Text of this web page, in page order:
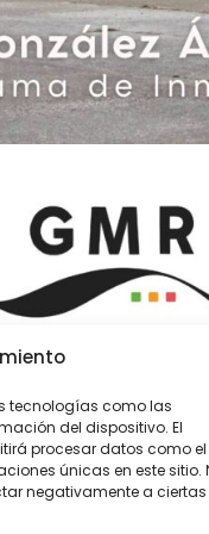
tecnologías como las
del dispositivo. El
procesar datos como el
únicas en este sitio.
negativamente a ciertas